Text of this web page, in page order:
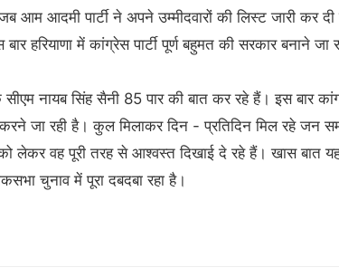
आम आदमी पार्टी ने अपने उम्मीदवारों की लिस्ट जारी कर
हरियाणा में कांग्रेस पार्टी पूर्ण बहुमत की सरकार बनाने जा
सीएम नायब सिंह सैनी 85 पार की बात कर रहे हैं। इस बार
जा रही है। कुल मिलाकर दिन - प्रतिदिन मिल रहे जन
लेकर वह पूरी तरह से आश्वस्त दिखाई दे रहे हैं। खास बात
चुनाव में पूरा दबदबा रहा है।